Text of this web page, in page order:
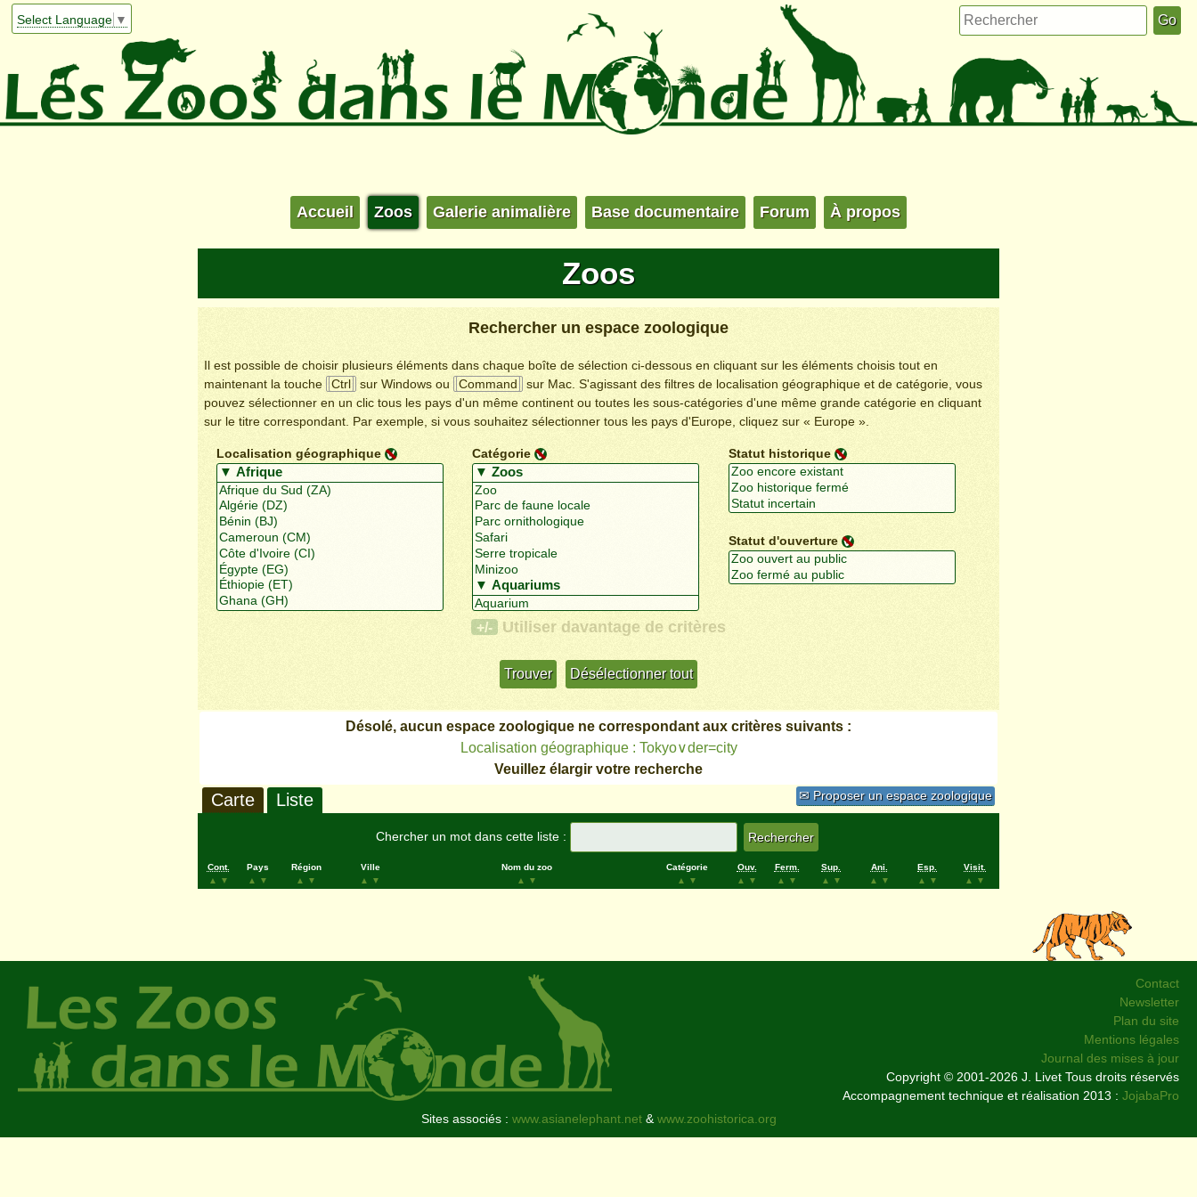
Select Language ▼
Accueil Zoos Galerie animalière Base documentaire Forum À propos
Zoos
Rechercher un espace zoologique
Il est possible de choisir plusieurs éléments dans chaque boîte de sélection ci-dessous en cliquant sur les éléments choisis tout en
maintenant la touche
Ctrl sur Windows ou Command
sur Mac. S'agissant des filtres de localisation géographique et de catégorie, vous
pouvez sélectionner en un clic tous les pays d'un même continent ou toutes les sous-catégories d'une même grande catégorie en cliquant
sur le titre correspondant. Par exemple, si vous souhaitez sélectionner tous les pays d'Europe, cliquez sur « Europe ».
Localisation géographique Catégorie Statut historique
Statut d'ouverture
+/- Utiliser davantage de critères
Désolé, aucun espace zoologique ne correspondant aux critères suivants :
Localisation géographique : Tokyo∨der=city
Veuillez élargir votre recherche
✉ Proposer un espace zoologique
Carte Liste
Chercher un mot dans cette liste :
Cont.
▲
▼
Pays
▲
▼
Région
▲
▼
Ville
▲
▼
Nom du zoo
▲
▼
Catégorie
▲
▼
Ouv.
▲
▼
Ferm.
▲
▼
Sup.
▲
▼
Ani.
▲
▼
Esp.
▲
▼
Visit.
▲
▼
Contact
Newsletter
Plan du site
Mentions légales
Journal des mises à jour
Copyright © 2001-2026 J. Livet Tous droits réservés
Accompagnement technique et réalisation 2013 : JojabaPro
Sites associés : www.asianelephant.net&www.zoohistorica.org